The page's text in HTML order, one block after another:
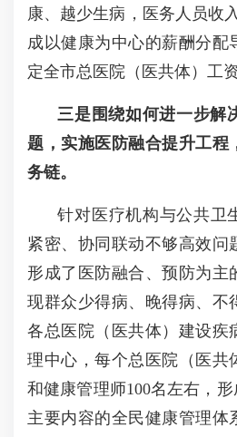
康、越少生病，医务人员收
成以健康为中心的薪酬分配
定全市总医院（医共体）工
三是围绕如何进一步解
题，实施医防融合提升工程
务链。
针对医疗机构与公共卫
紧密、协同联动不够高效问
形成了医防融合、预防为主
现群众少得病、晚得病、不
各总医院（医共体）建设疾
理中心，每个总医院（医共
和健康管理师100名左右，形
主要内容的全民健康管理体